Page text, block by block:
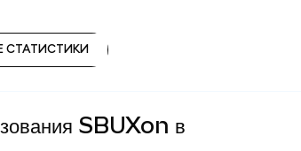
СТАТИСТИКИ
SBUXon в